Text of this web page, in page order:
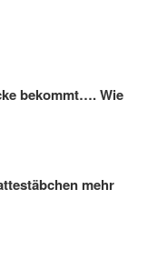
bekommt…. Wie
mehr